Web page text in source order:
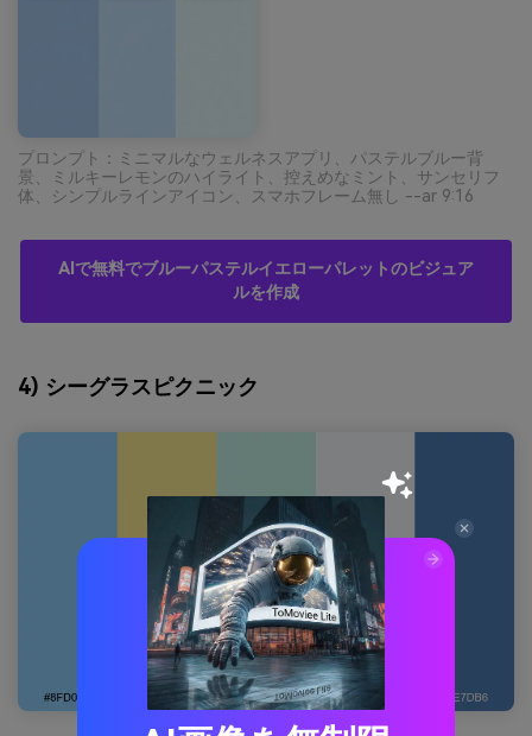
プロンプト：ミニマルなウェルネスアプリ、パステルブルー背
景、ミルキーレモンのハイライト、控えめなミント、サンセリフ
体、シンプルラインアイコン、スマホフレーム無し --ar 9:16
AIで無料でブルーパステルイエローパレットのビジュア
ルを作成
4) シーグラスピクニック